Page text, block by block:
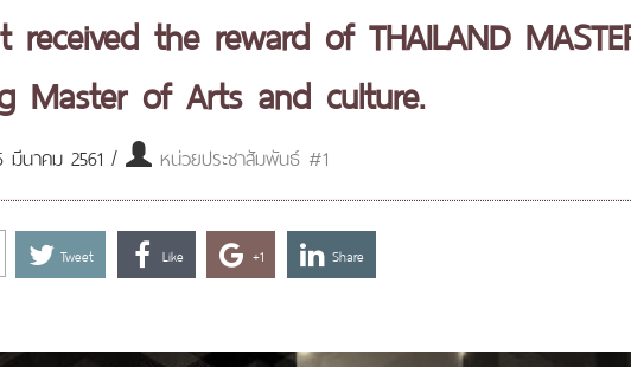
received the reward of THAILAND
Master of Arts and culture.
มีนาคม 2561 / หน่วยประชาสัมพันธ์ #1
Tweet Like +1 Share